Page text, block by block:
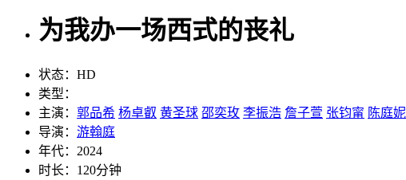
为我办一场西式的丧礼
状态： HD
类型：
主演： 郭品希 杨卓叡 黄圣球 邵奕玫 李振浩 詹子萱 张钧甯 陈庭妮
导演： 游翰庭
年代： 2024
时长： 120分钟